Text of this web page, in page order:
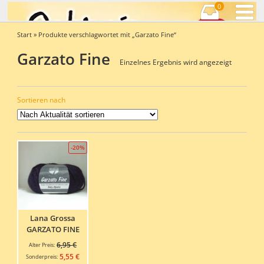
0
Start » Produkte verschlagwortet mit „Garzato Fine“
Garzato Fine Einzelnes Ergebnis wird angezeigt
Sortieren nach
-20%
Lana Grossa
GARZATO FINE
Alter Preis: 6,95€Ursprünglicher
Preis
Sonderpreis: 5,55€Aktueller